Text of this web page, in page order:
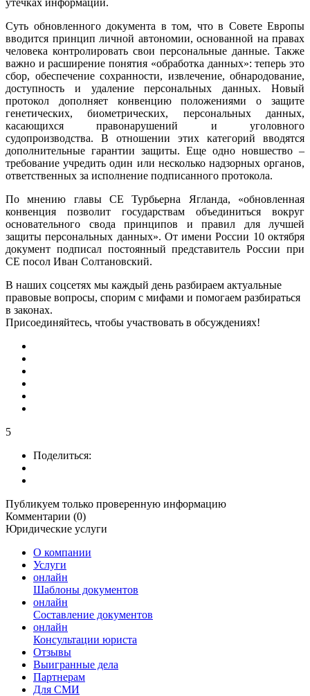
Суть обновленного документа в том, что в Совете Европы
вводится принцип личной автономии, основанной на правах
человека контролировать свои персональные данные. Также
важно и расширение понятия «обработка данных»: теперь это
сбор, обеспечение сохранности, извлечение, обнародование,
доступность и удаление персональных данных. Новый
протокол дополняет конвенцию положениями о защите
генетических, биометрических, персональных данных,
касающихся правонарушений и уголовного
судопроизводства. В отношении этих категорий вводятся
дополнительные гарантии защиты. Еще одно новшество –
требование учредить один или несколько надзорных органов,
ответственных за исполнение подписанного протокола.
По мнению главы СЕ Турбьерна Ягланда, «обновленная
конвенция позволит государствам объединиться вокруг
основательного свода принципов и правил для лучшей
защиты персональных данных». От имени России 10 октября
документ подписал постоянный представитель России при
СЕ посол Иван Солтановский.
В наших соцсетях мы каждый день разбираем актуальные
правовые вопросы, спорим с мифами и помогаем разбираться
в законах.
Присоединяйтесь, чтобы участвовать в обсуждениях!
5
Поделиться:
Публикуем только проверенную информацию
Комментарии (0)
Юридические услуги
О компании
Услуги
онлайн
Шаблоны документов
онлайн
Составление документов
онлайн
Консультации юриста
Отзывы
Выигранные дела
Партнерам
Для СМИ